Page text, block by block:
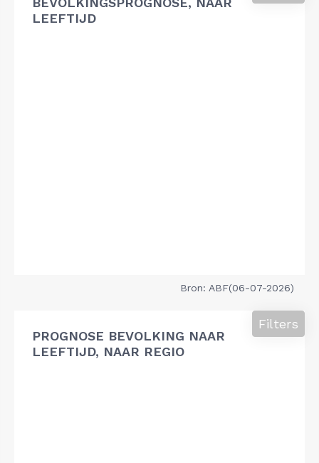
LEEFTIJD
Bron: ABF(06-07-2026)
PROGNOSE BEVOLKING NAAR
LEEFTIJD, NAAR REGIO
Filters